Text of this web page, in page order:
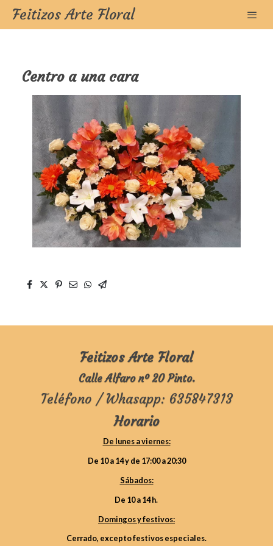
Feitizos Arte Floral
Centro a una cara
Feitizos Arte Floral
Calle Alfaro nº 20 Pinto.
Teléfono / Whasapp: 635847313
Horario
De lunes a viernes:
De 10 a 14 y de 17:00 a 20:30
Sábados:
De 10 a 14 h.
Domingos y festivos:
Cerrado, excepto festivos especiales.